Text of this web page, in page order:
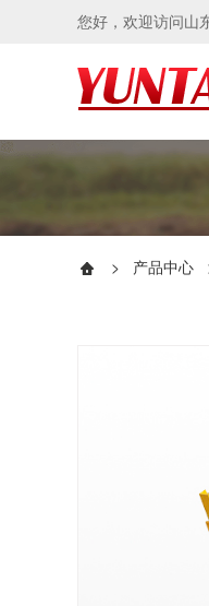
您好，欢迎访问山
> 产品中心